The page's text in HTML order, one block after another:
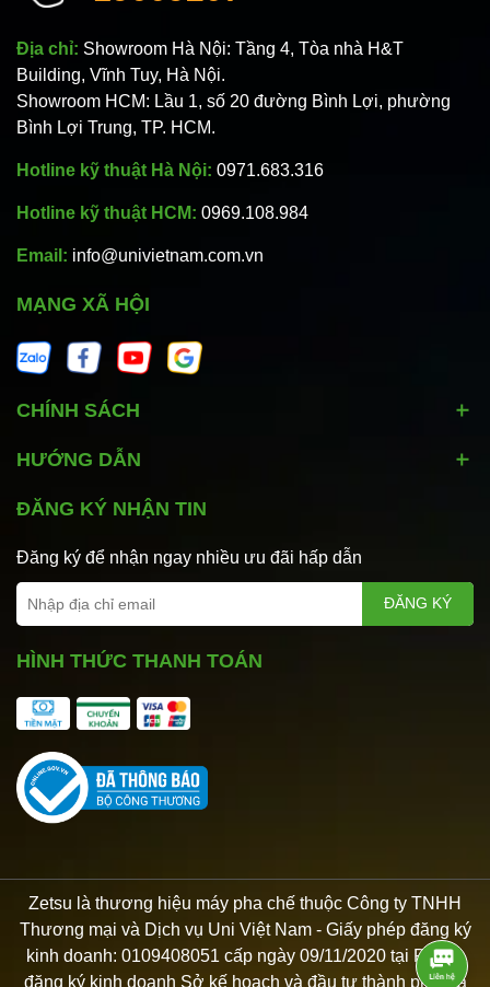
Địa chỉ: Showroom Hà Nội: Tầng 4, Tòa nhà H&T
Building, Vĩnh Tuy, Hà Nội.
Showroom HCM: Lầu 1, số 20 đường Bình Lợi, phường
Bình Lợi Trung, TP. HCM.
Hotline kỹ thuật Hà Nội: 0971.683.316
Hotline kỹ thuật HCM: 0969.108.984
Email: info@univietnam.com.vn
MẠNG XÃ HỘI
CHÍNH SÁCH
HƯỚNG DẪN
ĐĂNG KÝ NHẬN TIN
Đăng ký để nhận ngay nhiều ưu đãi hấp dẫn
ĐĂNG KÝ
HÌNH THỨC THANH TOÁN
Zetsu là thương hiệu máy pha chế thuộc Công ty TNHH
Thương mại và Dịch vụ Uni Việt Nam - Giấy phép đăng ký
kinh doanh: 0109408051 cấp ngày 09/11/2020 tại Phòng
đăng ký kinh doanh Sở kế hoạch và đầu tư thành phố Hà